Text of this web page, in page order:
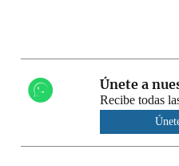
Únete a
Recibe todas